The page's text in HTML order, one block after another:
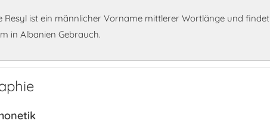
Resyl ist ein männlicher Vorname mittlerer Wortlänge und findet
in Albanien Gebrauch.